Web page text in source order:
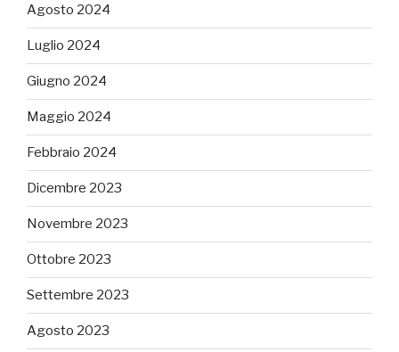
Agosto 2024
Luglio 2024
Giugno 2024
Maggio 2024
Febbraio 2024
Dicembre 2023
Novembre 2023
Ottobre 2023
Settembre 2023
Agosto 2023